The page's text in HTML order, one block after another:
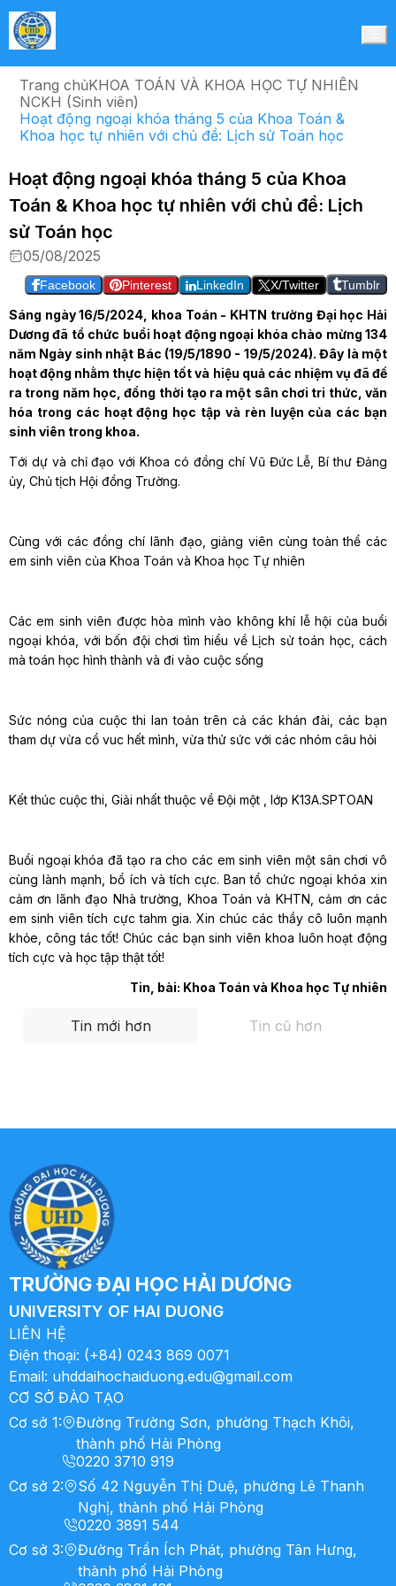
Trang chủKHOA TOÁN VÀ KHOA HỌC TỰ NHIÊN
NCKH (Sinh viên)
Hoạt động ngoại khóa tháng 5 của Khoa Toán &
Khoa học tự nhiên với chủ đề: Lịch sử Toán học
Hoạt động ngoại khóa tháng 5 của Khoa
Toán & Khoa học tự nhiên với chủ đề: Lịch
sử Toán học
05/08/2025
Facebook Pinterest LinkedIn X/Twitter Tumblr
Sáng ngày 16/5/2024, khoa Toán - KHTN trường Đại học Hải
Dương đã tổ chức buổi hoạt động ngoại khóa chào mừng 134
năm Ngày sinh nhật Bác (19/5/1890 - 19/5/2024). Đây là một
hoạt động nhằm thực hiện tốt và hiệu quả các nhiệm vụ đã đề
ra trong năm học, đồng thời tạo ra một sân chơi tri thức, văn
hóa trong các hoạt động học tập và rèn luyện của các bạn
sinh viên trong khoa.
Tới dự và chỉ đạo với Khoa có đồng chí Vũ Đức Lễ, Bí thư Đảng
ủy, Chủ tịch Hội đồng Trường.
Cùng với các đồng chí lãnh đạo, giảng viên cùng toàn thể các
em sinh viên của Khoa Toán và Khoa học Tự nhiên
Các em sinh viên được hòa mình vào không khí lễ hội của buổi
ngoại khóa, với bốn đội chơi tìm hiểu về Lịch sử toán học, cách
mà toán học hình thành và đi vào cuộc sống
Sức nóng của cuộc thi lan toản trên cả các khán đài, các bạn
tham dự vừa cổ vuc hết mình, vừa thử sức với các nhóm câu hỏi
Kết thúc cuộc thi, Giải nhất thuộc về Đội một , lớp K13A.SPTOAN
Buổi ngoại khóa đã tạo ra cho các em sinh viên một sân chơi vô
cùng lành mạnh, bổ ích và tích cực. Ban tổ chức ngoại khóa xin
cảm ơn lãnh đạo Nhà trường, Khoa Toán và KHTN, cảm ơn các
em sinh viên tích cực tahm gia. Xin chúc các thầy cô luôn mạnh
khỏe, công tác tốt! Chúc các bạn sinh viên khoa luôn hoạt động
tích cực và học tập thật tốt!
Tin, bài: Khoa Toán và Khoa học Tự nhiên
Tin mới hơn Tin cũ hơn
TRƯỜNG ĐẠI HỌC HẢI DƯƠNG
UNIVERSITY OF HAI DUONG
LIÊN HỆ
Điện thoại: (+84) 0243 869 0071
Email: uhddaihochaiduong.edu@gmail.com
CƠ SỞ ĐÀO TẠO
Cơ sở 1:
Đường Trường Sơn, phường Thạch Khôi,
thành phố Hải Phòng
0220 3710 919
Cơ sở 2:
Số 42 Nguyễn Thị Duệ, phường Lê Thanh
Nghị, thành phố Hải Phòng
0220 3891 544
Cơ sở 3:
Đường Trần Ích Phát, phường Tân Hưng,
thành phố Hải Phòng